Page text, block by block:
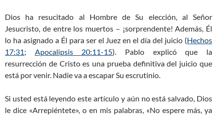
Dios ha resucitado al Hombre de Su elección, al Señor
Jesucristo, de entre los muertos – ¡sorprendente! Además, Él
lo ha asignado a Él para ser el Juez en el día del juicio (Hechos
17:31; Apocalipsis 20:11-15). Pablo explicó que la
resurrección de Cristo es una prueba definitiva del juicio que
está por venir. Nadie va a escapar Su escrutinio.
Si usted está leyendo este artículo y aún no está salvado, Dios
le dice «Arrepiéntete», o en mis palabras, «No espere más, ya